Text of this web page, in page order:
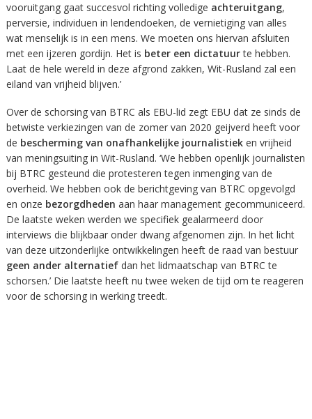
vooruitgang gaat succesvol richting volledige achteruitgang,
perversie, individuen in lendendoeken, de vernietiging van alles
wat menselijk is in een mens. We moeten ons hiervan afsluiten
met een ijzeren gordijn. Het is beter een dictatuurte hebben.
Laat de hele wereld in deze afgrond zakken, Wit-Rusland zal een
eiland van vrijheid blijven.’
Over de schorsing van BTRC als EBU-lid zegt EBU dat ze sinds de
betwiste verkiezingen van de zomer van 2020 geijverd heeft voor
de bescherming van onafhankelijke journalistieken vrijheid
van meningsuiting in Wit-Rusland. ‘We hebben openlijk journalisten
bij BTRC gesteund die protesteren tegen inmenging van de
overheid. We hebben ook de berichtgeving van BTRC opgevolgd
en onze bezorgdheden aan haar management gecommuniceerd.
De laatste weken werden we specifiek gealarmeerd door
interviews die blijkbaar onder dwang afgenomen zijn. In het licht
van deze uitzonderlijke ontwikkelingen heeft de raad van bestuur
geen ander alternatiefdan het lidmaatschap van BTRC te
schorsen.’ Die laatste heeft nu twee weken de tijd om te reageren
voor de schorsing in werking treedt.